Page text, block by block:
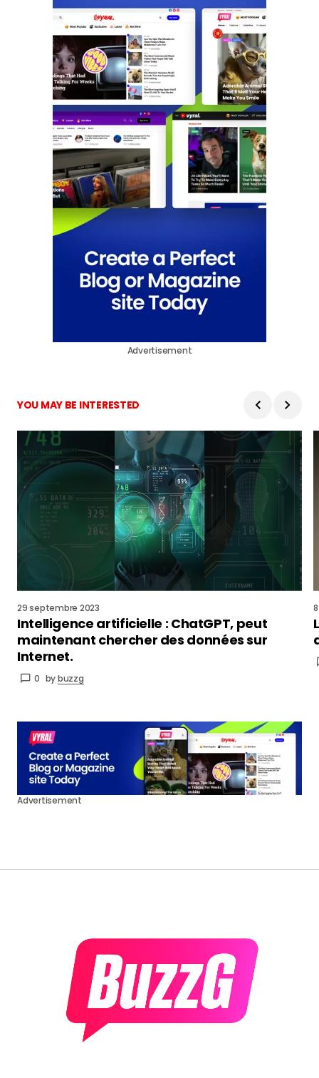
Advertisement
YOU MAY BE INTERESTED
29 septembre 2023
Intelligence artificielle : ChatGPT, peut
maintenant chercher des données sur
Internet.
0 bybuzzg
Advertisement